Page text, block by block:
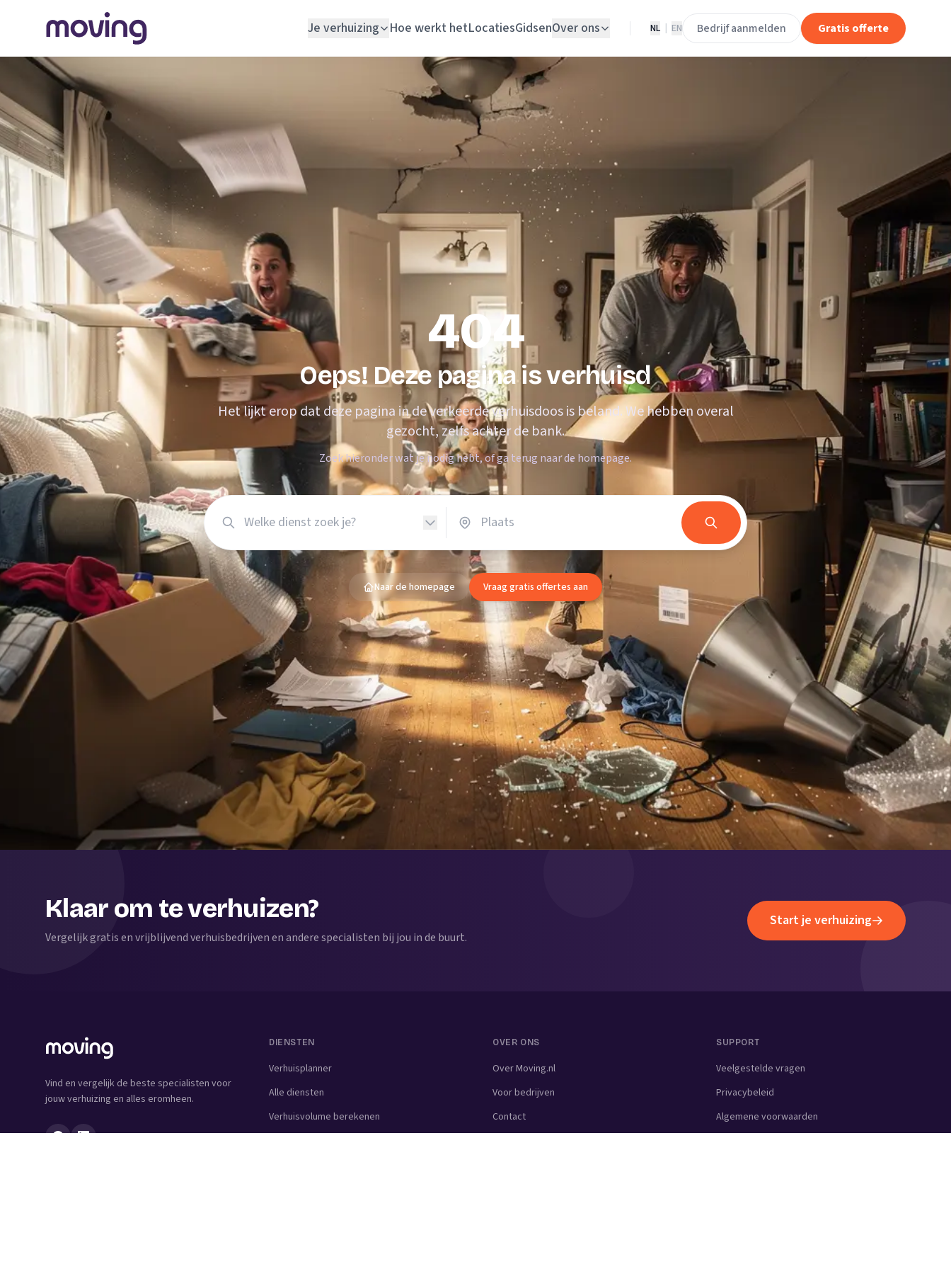
Je verhuizing
Woningontruiming
INRICHTEN
Schoonmaakbedrijf
Klusjesman
Vloerlegger
Elektricien
Slotenmaker
TOOLS BIJ VERHUIZEN
Verhuisplanner
Verhuisvolume berekenen
Verhuisdozen berekenen
Energie vergelijken
Hoe werkt hetLocatiesGidsenOver ons NL EN Bedrijf aanmelden Gratis offerte
404
Oeps! Deze pagina is verhuisd
Het lijkt erop dat deze pagina in de verkeerde verhuisdoos is beland. We hebben overal
gezocht, zelfs achter de bank.
Zoek hieronder wat je nodig hebt, of ga terug naar de homepage.
Naar de homepage Vraag gratis offertes aan
Klaar om te verhuizen?
Vergelijk gratis en vrijblijvend verhuisbedrijven en andere specialisten bij jou in de buurt.
Start je verhuizing
Vind en vergelijk de beste specialisten voor
jouw verhuizing en alles eromheen.
DIENSTEN
Verhuisplanner
Alle diensten
Verhuisvolume berekenen
OVER ONS
Over Moving.nl
Voor bedrijven
Contact
SUPPORT
Veelgestelde vragen
Privacybeleid
Algemene voorwaarden